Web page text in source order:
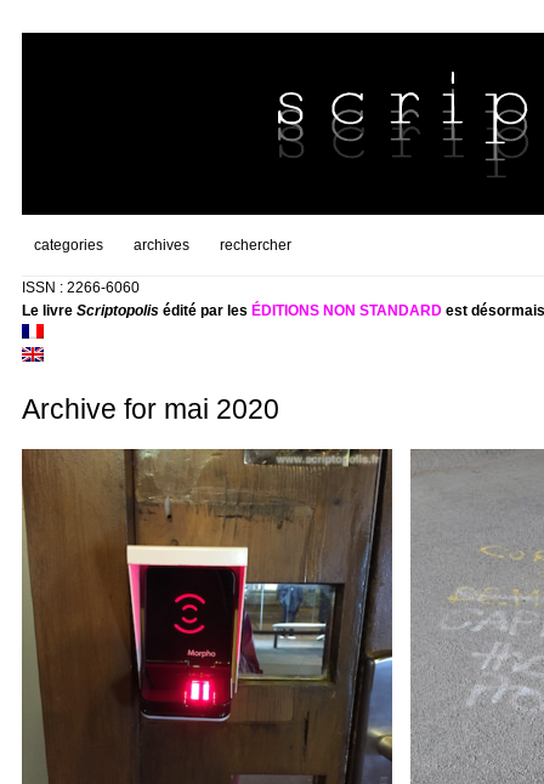
categories archives rechercher
ISSN : 2266-6060
Le livre Scriptopolisédité par les ÉDITIONS NON STANDARDest
Archive for mai 2020